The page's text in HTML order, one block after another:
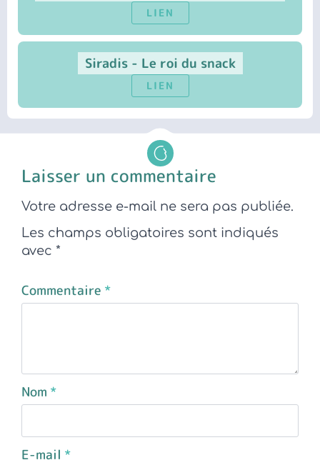
LIEN
Siradis - Le roi du snack
LIEN
Laisser un commentaire
Votre adresse e-mail ne sera pas publiée.
Les champs obligatoires sont indiqués
avec *
Commentaire *
Nom *
E-mail *